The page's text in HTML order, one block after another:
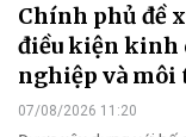
Chính phủ đề
điều kiện kinh
nghiệp và môi
07/08/2026 11:20